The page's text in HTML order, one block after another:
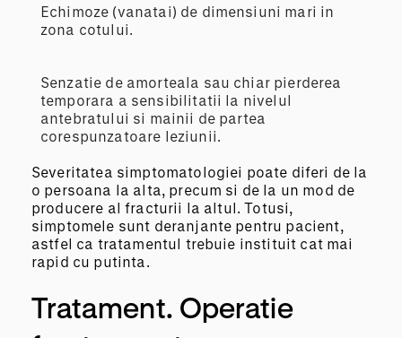
Echimoze (vanatai) de dimensiuni mari in
zona cotului.
Senzatie de amorteala sau chiar pierderea
temporara a sensibilitatii la nivelul
antebratului si mainii de partea
corespunzatoare leziunii.
Severitatea simptomatologiei poate diferi de la
o persoana la alta, precum si de la un mod de
producere al fracturii la altul. Totusi,
simptomele sunt deranjante pentru pacient,
astfel ca tratamentul trebuie instituit cat mai
rapid cu putinta.
Tratament. Operatie